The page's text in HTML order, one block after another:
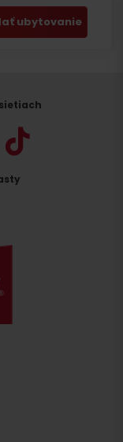
ubytovanie